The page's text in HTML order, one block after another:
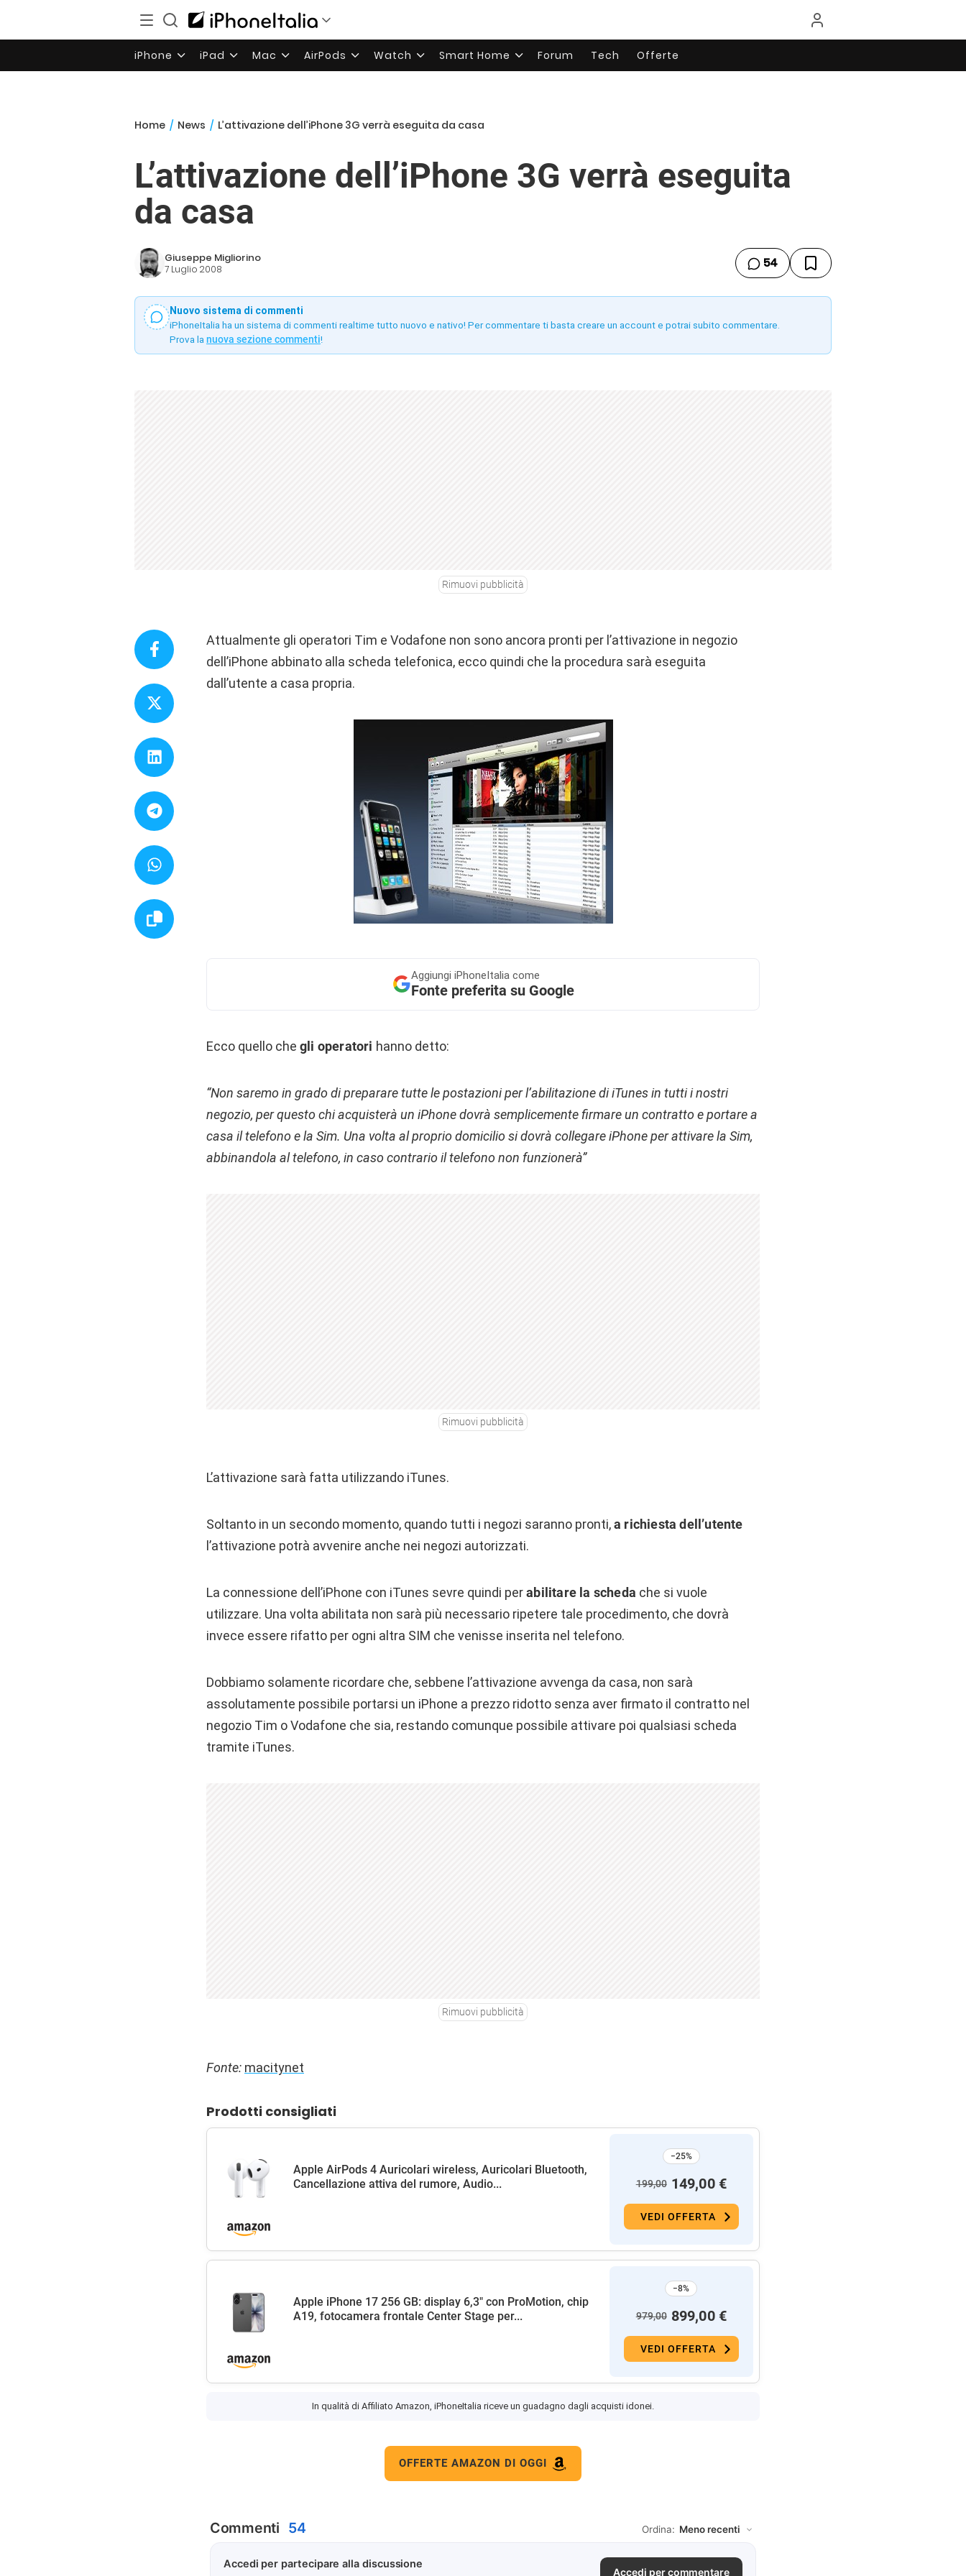
iPhone iPad Mac AirPods Watch Smart Home Forum Tech Offerte
Home / News / L’attivazione dell’iPhone 3G verrà eseguita da casa
L’attivazione dell’iPhone 3G verrà eseguita
da casa
Giuseppe Migliorino
7 Luglio 2008 54
Nuovo sistema di commenti
iPhoneItalia ha un sistema di commenti realtime tutto nuovo e nativo! Per commentare ti basta creare un account e potrai subito commentare.
Prova la nuova sezione commenti!
Rimuovi pubblicità
Attualmente gli operatori Tim e Vodafone non sono ancora pronti per l’attivazione in negozio
dell’iPhone abbinato alla scheda telefonica, ecco quindi che la procedura sarà eseguita
dall’utente a casa propria.
Aggiungi iPhoneItalia come
Fonte preferita su Google
Ecco quello che gli operatori hanno detto:
“Non saremo in grado di preparare tutte le postazioni per l’abilitazione di iTunes in tutti i nostri
negozio, per questo chi acquisterà un iPhone dovrà semplicemente firmare un contratto e portare a
casa il telefono e la Sim. Una volta al proprio domicilio si dovrà collegare iPhone per attivare la Sim,
abbinandola al telefono, in caso contrario il telefono non funzionerà”
Rimuovi pubblicità
L’attivazione sarà fatta utilizzando iTunes.
Soltanto in un secondo momento, quando tutti i negozi saranno pronti,a richiesta dell’utente
l’attivazione potrà avvenire anche nei negozi autorizzati.
La connessione dell’iPhone con iTunes sevre quindi perabilitare la scheda che si vuole
utilizzare. Una volta abilitata non sarà più necessario ripetere tale procedimento, che dovrà
invece essere rifatto per ogni altra SIM che venisse inserita nel telefono.
Dobbiamo solamente ricordare che, sebbene l’attivazione avvenga da casa, non sarà
assolutamente possibile portarsi un iPhone a prezzo ridotto senza aver firmato il contratto nel
negozio Tim o Vodafone che sia, restando comunque possibile attivare poi qualsiasi scheda
tramite iTunes.
Rimuovi pubblicità
Fonte: macitynet
Prodotti consigliati
Apple AirPods 4 Auricolari wireless, Auricolari Bluetooth,
Cancellazione attiva del rumore, Audio...
−25%
199,00 149,00 €
VEDI OFFERTA
Apple iPhone 17 256 GB: display 6,3" con ProMotion, chip
A19, fotocamera frontale Center Stage per...
−8%
979,00 899,00 €
VEDI OFFERTA
In qualità di Affiliato Amazon, iPhoneItalia riceve un guadagno dagli acquisti idonei.
OFFERTE AMAZON DI OGGI
Commenti 54 Ordina:
Accedi per partecipare alla discussione
Accedi per commentare